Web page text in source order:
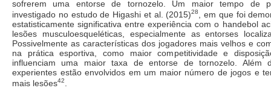
sofrerem uma entorse de tornozelo. Um maior tempo de
investigado no estudo de Higashi et al. (2015)28
, em que foi
estatisticamente significativa entre experiência com o handebol
lesões musculoesqueléticas, especialmente as entorses
Possivelmente as características dos jogadores mais velhos e
na prática esportiva, como maior competitividade e
influenciam uma maior taxa de entorse de tornozelo. Além
experientes estão envolvidos em um maior número de jogos e
mais lesões42